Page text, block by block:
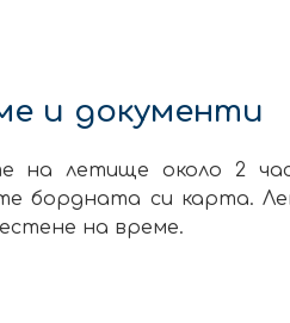
и документи
на летище около 2
бордната си карта.
на време.